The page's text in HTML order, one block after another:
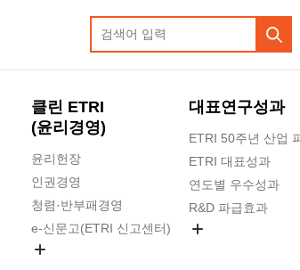
클린 ETRI
(윤리경영)
윤리헌장
인권경영
청렴·반부패경영
e-신문고(ETRI 신고센터)
대표연구성과
ETRI 50주년 산업
ETRI 대표성과
연도별 우수성과
R&D 파급효과